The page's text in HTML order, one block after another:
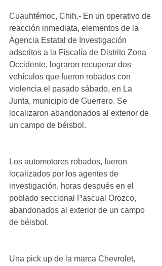
Cuauhtémoc, Chih.- En un operativo de
reacción inmediata, elementos de la
Agencia Estatal de Investigación
adscritos a la Fiscalía de Distrito Zona
Occidente, lograron recuperar dos
vehículos que fueron robados con
violencia el pasado sábado, en La
Junta, municipio de Guerrero. Se
localizaron abandonados al exterior de
un campo de béisbol.
Los automotores robados, fueron
localizados por los agentes de
investigación, horas después en el
poblado seccional Pascual Orozco,
abandonados al exterior de un campo
de béisbol.
Una pick up de la marca Chevrolet,